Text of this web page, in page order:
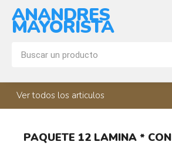
ANANDRES
MAYORISTA
Ver todos los articulos
PAQUETE 12 LAMINA * CON